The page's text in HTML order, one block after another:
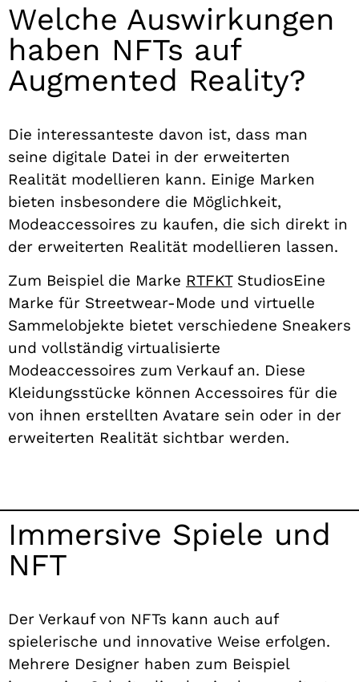
Welche Auswirkungen
haben NFTs auf
Augmented Reality?
Die interessanteste davon ist, dass man
seine digitale Datei in der erweiterten
Realität modellieren kann. Einige Marken
bieten insbesondere die Möglichkeit,
Modeaccessoires zu kaufen, die sich direkt in
der erweiterten Realität modellieren lassen.
Zum Beispiel die Marke RTFKTStudiosEine
Marke für Streetwear-Mode und virtuelle
Sammelobjekte bietet verschiedene Sneakers
und vollständig virtualisierte
Modeaccessoires zum Verkauf an. Diese
Kleidungsstücke können Accessoires für die
von ihnen erstellten Avatare sein oder in der
erweiterten Realität sichtbar werden.
Immersive Spiele und
NFT
Der Verkauf von NFTs kann auch auf
spielerische und innovative Weise erfolgen.
Mehrere Designer haben zum Beispiel